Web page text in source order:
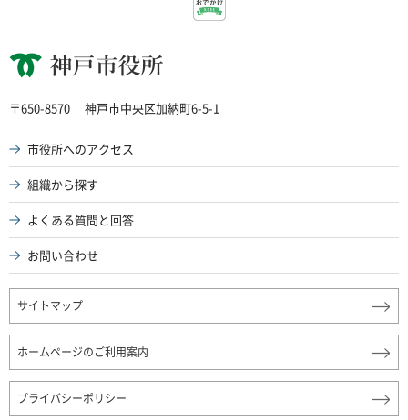
神戸市役所
〒650-8570 神戸市中央区加納町6-5-1
市役所へのアクセス
組織から探す
よくある質問と回答
お問い合わせ
サイトマップ
ホームページのご利用案内
プライバシーポリシー